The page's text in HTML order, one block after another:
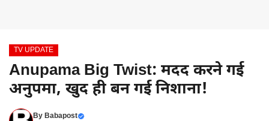
TV UPDATE
Anupama Big Twist: मदद करने गई
अनुपमा, खुद ही बन गई निशाना!
ByBabapost